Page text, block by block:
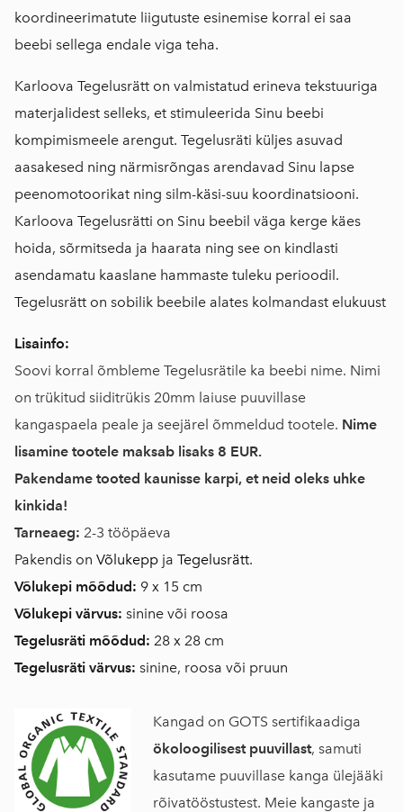
koordineerimatute liigutuste esinemise korral ei saa
beebi sellega endale viga teha.
Karloova Tegelusrätt on valmistatud erineva tekstuuriga
materjalidest selleks, et stimuleerida Sinu beebi
kompimismeele arengut. Tegelusräti küljes asuvad
aasakesed ning närmisrõngas arendavad Sinu lapse
peenomotoorikat ning silm-käsi-suu koordinatsiooni.
Karloova Tegelusrätti on Sinu beebil väga kerge käes
hoida, sõrmitseda ja haarata ning see on kindlasti
asendamatu kaaslane hammaste tuleku perioodil.
Tegelusrätt on sobilik beebile alates kolmandast elukuust
Lisainfo:
Soovi korral õmbleme Tegelusrätile ka beebi nime. Nimi
on trükitud siiditrükis 20mm laiuse puuvillase
kangaspaela peale ja seejärel õmmeldud tootele. Nime
lisamine tootele maksab lisaks 8 EUR.
Pakendame tooted kaunisse karpi, et neid oleks uhke
kinkida!
Tarneaeg: 2-3 tööpäeva
Pakendis on Võlukepp ja Tegelusrätt.
Võlukepi mõõdud: 9 x 15 cm
Võlukepi värvus: sinine või roosa
Tegelusräti mõõdud: 28 x 28 cm
Tegelusräti värvus: sinine, roosa või pruun
Kangad on GOTS sertifikaadiga
ökoloogilisest puuvillast, samuti
kasutame puuvillase kanga ülejääki
rõivatööstustest. Meie kangaste ja